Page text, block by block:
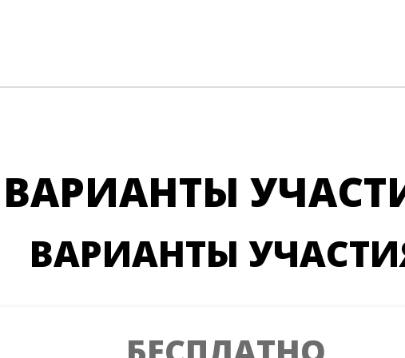
ВАРИАНТЫ
ВАРИАНТЫ